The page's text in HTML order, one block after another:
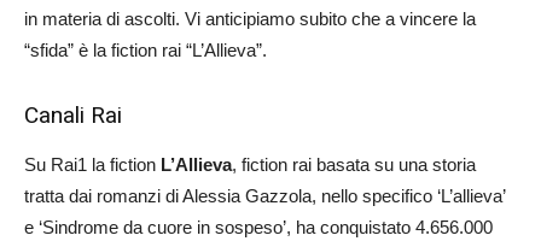
in materia di ascolti. Vi anticipiamo subito che a vincere la
“sfida” è la fiction rai “L’Allieva”.
Canali Rai
Su Rai1 la fiction L’Allieva, fiction rai basata su una storia
tratta dai romanzi di Alessia Gazzola, nello specifico ‘L’allieva’
e ‘Sindrome da cuore in sospeso’, ha conquistato 4.656.000